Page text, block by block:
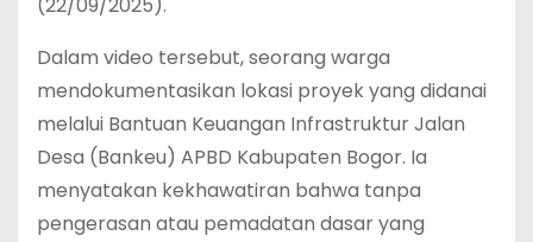
(22/09/2025).
‎Dalam video tersebut, seorang warga
mendokumentasikan lokasi proyek yang didanai
melalui Bantuan Keuangan Infrastruktur Jalan
Desa (Bankeu) APBD Kabupaten Bogor. Ia
menyatakan kekhawatiran bahwa tanpa
pengerasan atau pemadatan dasar yang